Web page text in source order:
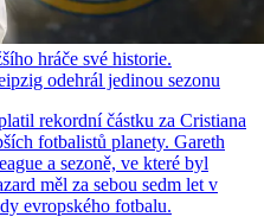
hráče své historie.
odehrál jedinou sezonu
rekordní částku za Cristiana
fotbalistů planety. Gareth
a sezoně, ve které byl
měl za sebou sedm let v
evropského fotbalu.